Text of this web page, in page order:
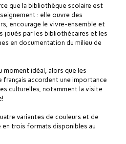
que la bibliothèque scolaire est
: elle ouvre des
encourage le vivre-ensemble et
joués par les bibliothécaires et les
en documentation du milieu de
moment idéal, alors que les
français accordent une importance
culturelles, notamment la visite
variantes de couleurs et de
en trois formats disponibles au